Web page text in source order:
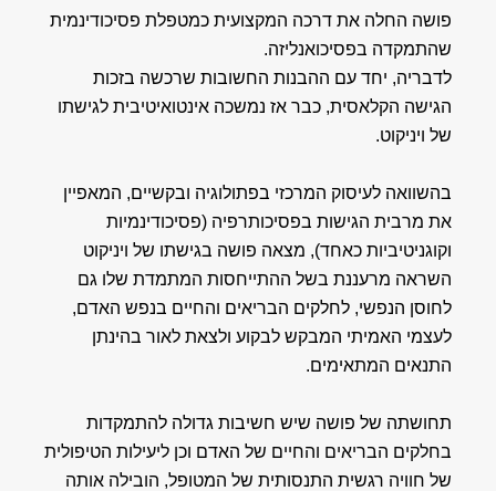
פושה החלה את דרכה המקצועית כמטפלת פסיכודינמית
שהתמקדה בפסיכואנליזה.
לדבריה, יחד עם ההבנות החשובות שרכשה בזכות
הגישה הקלאסית, כבר אז נמשכה אינטואיטיבית לגישתו
של ויניקוט.
בהשוואה לעיסוק המרכזי בפתולוגיה ובקשיים, המאפיין
את מרבית הגישות בפסיכותרפיה (פסיכודינמיות
וקוגניטיביות כאחד), מצאה פושה בגישתו של ויניקוט
השראה מרעננת בשל ההתייחסות המתמדת שלו גם
לחוסן הנפשי, לחלקים הבריאים והחיים בנפש האדם,
לעצמי האמיתי המבקש לבקוע ולצאת לאור בהינתן
התנאים המתאימים.
תחושתה של פושה שיש חשיבות גדולה להתמקדות
בחלקים הבריאים והחיים של האדם וכן ליעילות הטיפולית
של חוויה רגשית התנסותית של המטופל, הובילה אותה